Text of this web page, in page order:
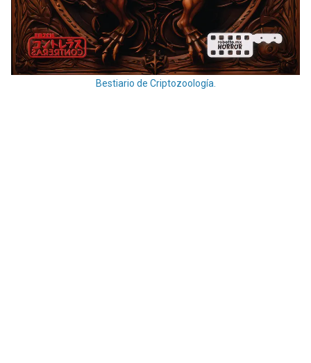
Bestiario de Criptozoología.